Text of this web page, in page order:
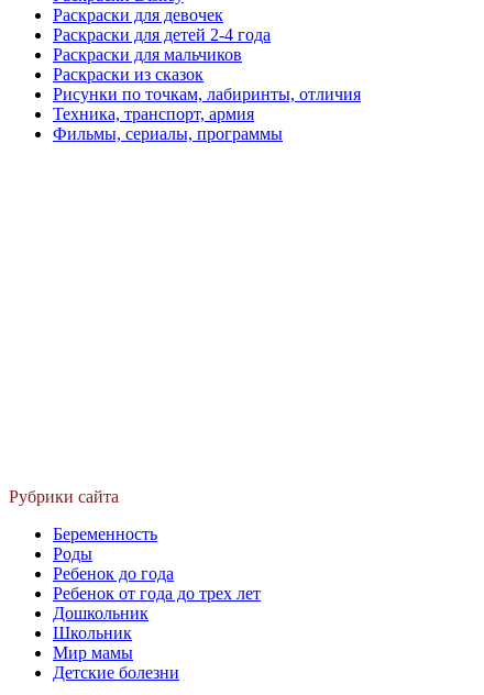
Раскраски для девочек
Раскраски для детей 2-4 года
Раскраски для мальчиков
Раскраски из сказок
Рисунки по точкам, лабиринты, отличия
Техника, транспорт, армия
Фильмы, сериалы, программы
Рубрики сайта
Беременность
Роды
Ребенок до года
Ребенок от года до трех лет
Дошкольник
Школьник
Мир мамы
Детские болезни